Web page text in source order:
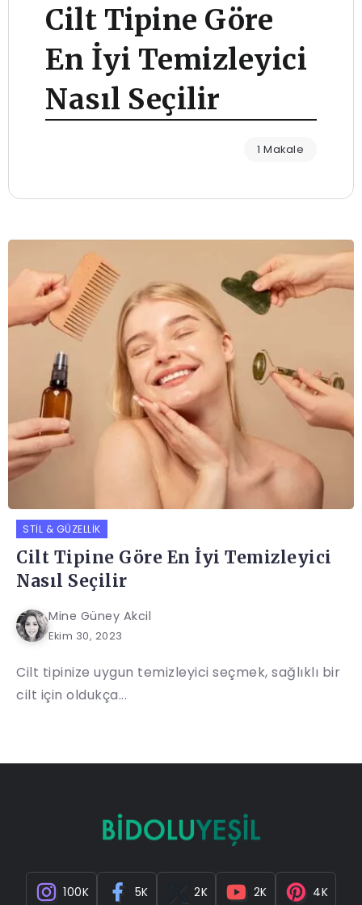
Cilt Tipine Göre
En İyi Temizleyici
Nasıl Seçilir
1 Makale
STIL & GÜZELLIK
Cilt Tipine Göre En İyi Temizleyici
Nasıl Seçilir
Mine Güney Akcil
Ekim 30, 2023
Cilt tipinize uygun temizleyici seçmek, sağlıklı bir
cilt için oldukça...
100K 5K 2K 2K 4K